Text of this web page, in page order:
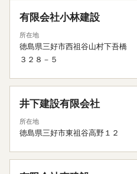
有限会社小林建設
所在地
徳島県三好市西祖谷山村下吾橋
３２８－５
井下建設有限会社
所在地
徳島県三好市東祖谷高野１２